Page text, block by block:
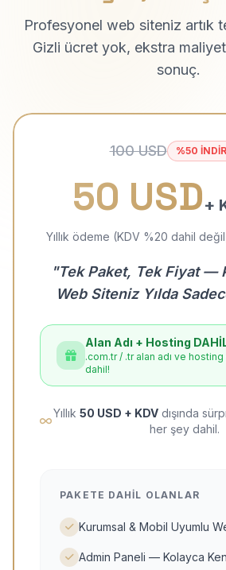
Profesyonel web siteniz artık
Gizli ücret yok, ekstra
sonuç.
100 USD %50
50 USD+
Yıllık ödeme (KDV %20 dahil
"Tek Paket, Tek Fiyat —
Web Siteniz Yılda
Alan Adı + Hosting
.com.tr / .tr alan adı ve hosting
dahil!
Yıllık 50 USD + KDV dışında
her şey dahil.
PAKETE DAHIL OLANLAR
Kurumsal & Mobil Uyumlu
Admin Paneli — Kolayca